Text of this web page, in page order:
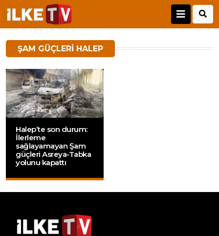
ŞAM GÜÇLERI HALEP
Halep’te son durum:
İlerleme
sağlayamayan Şam
güçleri Asreya-Tabka
yolunu kapattı